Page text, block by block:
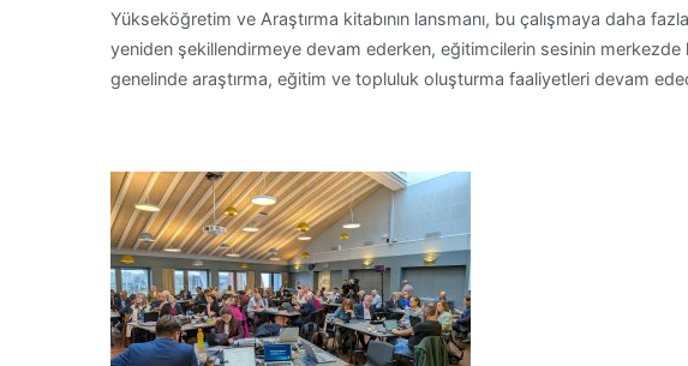
Yükseköğretim ve Araştırma kitabının lansmanı, bu çalışmaya daha
yeniden şekillendirmeye devam ederken, eğitimcilerin sesinin merkezde
genelinde araştırma, eğitim ve topluluk oluşturma faaliyetleri devam